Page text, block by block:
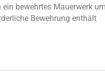
bewehrtes Mauerwerk
Bewehrung enthält